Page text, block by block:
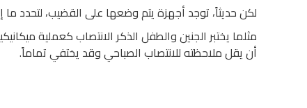
لكن حديثاً، توجد أجهزة يتم وضعها على القضيب، لتحدد ما
مثلما يختبر الجنين والطفل الذكر الانتصاب كعملية
أن يقل ملاحظته للانتصاب الصباحي وقد يختفي تماماً.